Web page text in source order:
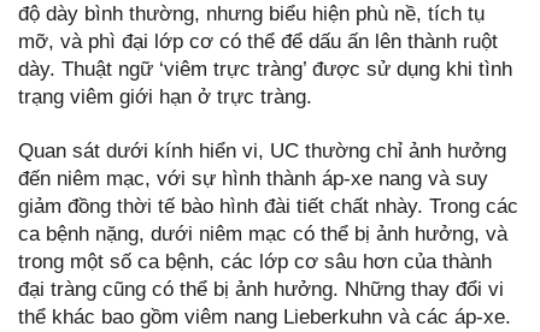
độ dày bình thường, nhưng biểu hiện phù nề, tích tụ
mỡ, và phì đại lớp cơ có thể để dấu ấn lên thành ruột
dày. Thuật ngữ ‘viêm trực tràng’ được sử dụng khi tình
trạng viêm giới hạn ở trực tràng.
Quan sát dưới kính hiển vi, UC thường chỉ ảnh hưởng
đến niêm mạc, với sự hình thành áp-xe nang và suy
giảm đồng thời tế bào hình đài tiết chất nhày. Trong các
ca bệnh nặng, dưới niêm mạc có thể bị ảnh hưởng, và
trong một số ca bệnh, các lớp cơ sâu hơn của thành
đại tràng cũng có thể bị ảnh hưởng. Những thay đổi vi
thể khác bao gồm viêm nang Lieberkuhn và các áp-xe.